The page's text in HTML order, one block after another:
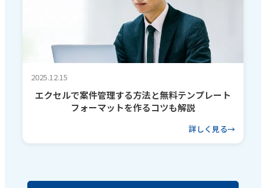
2025.12.15
エクセルで案件管理する方法と無料テンプレート
フォーマットを作るコツも解説
詳しく見る